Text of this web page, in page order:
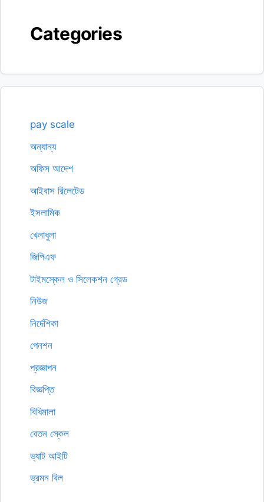
Categories
pay scale
অন্যান্য
অফিস আদেশ
আইবাস রিলেটেড
ইসলামিক
খেলাধুলা
জিপিএফ
টাইমস্কেল ও সিলেকশন গ্রেড
নিউজ
নির্দেশিকা
পেনশন
প্রজ্ঞাপন
বিজ্ঞপ্তি
বিধিমালা
বেতন স্কেল
ভ্যাট আইটি
ভ্রমন বিল